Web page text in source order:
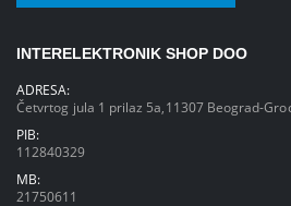
INTERELEKTRONIK SHOP DOO
ADRESA:
Četvrtog jula 1 prilaz 5a,11307 Beograd-
PIB:
112840329
MB:
21750611